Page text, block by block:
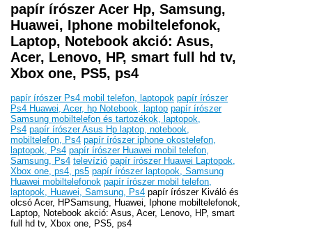
papír írószer Acer Hp, Samsung,
Huawei, Iphone mobiltelefonok,
Laptop, Notebook akció: Asus,
Acer, Lenovo, HP, smart full hd tv,
Xbox one, PS5, ps4
papír írószer Ps4 mobil telefon, laptopok papír írószer
Ps4 Huawei, Acer, hp Notebook, laptop papír írószer
Samsung mobiltelefon és tartozékok, laptopok,
Ps4 papír írószer Asus Hp laptop, notebook,
mobiltelefon, Ps4 papír írószer iphone okostelefon,
laptopok, Ps4 papír írószer Huawei mobil telefon,
Samsung, Ps4 televízió papír írószer Huawei Laptopok,
Xbox one, ps4, ps5 papír írószer laptopok, Samsung
Huawei mobiltelefonok papír írószer mobil telefon,
laptopok, Huawei, Samsung, Ps4 papír írószer Kiváló és
olcsó Acer, HPSamsung, Huawei, Iphone mobiltelefonok,
Laptop, Notebook akció: Asus, Acer, Lenovo, HP, smart
full hd tv, Xbox one, PS5, ps4